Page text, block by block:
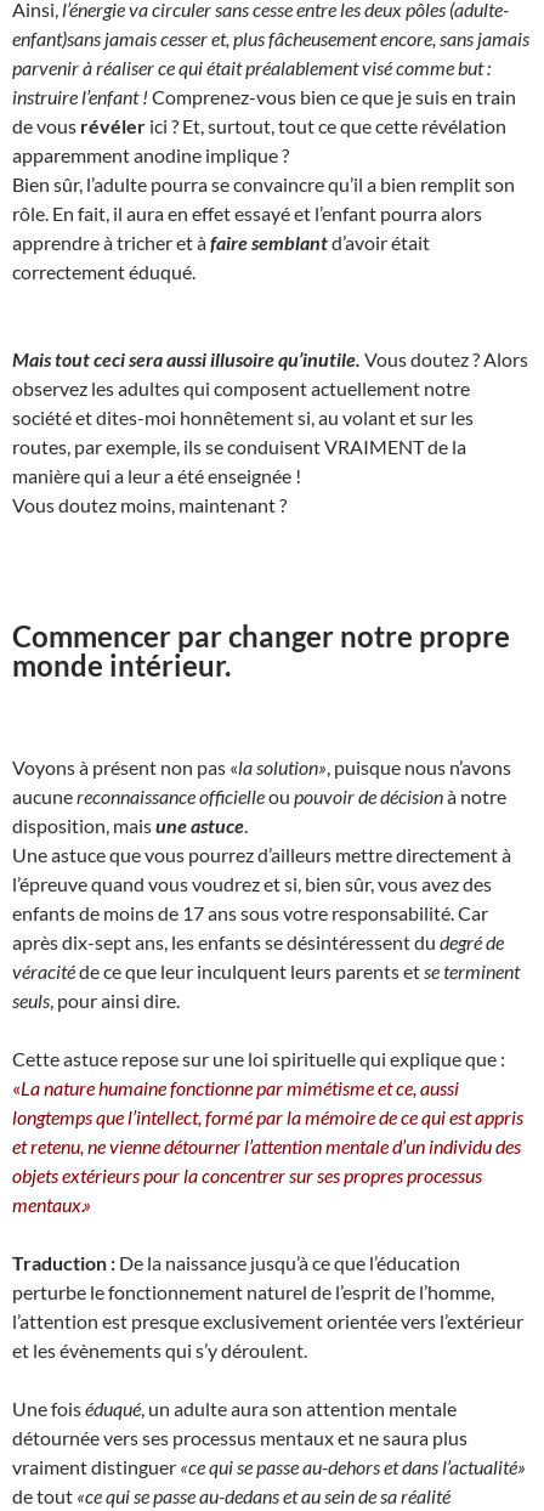
Ainsi, l’énergie va circuler sans cesse entre les deux pôles (adulte-
enfant)sans jamais cesser et, plus fâcheusement encore, sans jamais
parvenir à réaliser ce qui était préalablement visé comme but :
instruire l’enfant ! Comprenez-vous bien ce que je suis en train
de vous révéler ici ? Et, surtout, tout ce que cette révélation
apparemment anodine implique ?
Bien sûr, l’adulte pourra se convaincre qu’il a bien remplit son
rôle. En fait, il aura en effet essayé et l’enfant pourra alors
apprendre à tricher et àfaire semblantd’avoir était
correctement éduqué.
Mais tout ceci sera aussi illusoire qu’inutile. Vous doutez ? Alors
observez les adultes qui composent actuellement notre
société et dites-moi honnêtement si, au volant et sur les
routes, par exemple, ils se conduisent VRAIMENT de la
manière qui a leur a été enseignée !
Vous doutez moins, maintenant ?
Commencer par changer notre propre
monde intérieur.
Voyons à présent non pas «la solution» , puisque nous n’avons
aucunereconnaissance officielleou pouvoir de décisionà notre
disposition, maisune astuce
Une astuce que vous pourrez d’ailleurs mettre directement à
l’épreuve quand vous voudrez et si, bien sûr, vous avez des
enfants de moins de 17 ans sous votre responsabilité. Car
après dix-sept ans, les enfants se désintéressent du degré de
véracitéde ce que leur inculquent leurs parents et se terminent
seuls , pour ainsi dire.
Cette astuce repose sur une loi spirituelle qui explique que :
«La nature humaine fonctionne par mimétisme et ce, aussi
longtemps que l’intellect, formé par la mémoire de ce qui est appris
et retenu, ne vienne détourner l’attention mentale d’un individu des
objets extérieurs pour la concentrer sur ses propres processus
mentaux.»
Traduction : De la naissance jusqu’à ce que l’éducation
perturbe le fonctionnement naturel de l’esprit de l’homme,
l’attention est presque exclusivement orientée vers l’extérieur
et les évènements qui s’y déroulent.
Une foiséduqué , un adulte aura son attention mentale
détournée vers ses processus mentaux et ne saura plus
vraiment distinguer «ce qui se passe au-dehors et dans l’actualité»
de tout «ce qui se passe au-dedans et au sein de sa réalité